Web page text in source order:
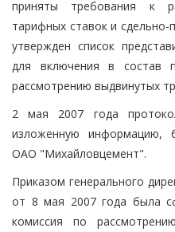
приняты требования к
тарифных ставок и
утвержден список
для включения в состав
рассмотрению выдвинутых
2 мая 2007 года
изложенную информацию,
ОАО "Михайловцемент".
Приказом генерального
от 8 мая 2007 года была
комиссия по